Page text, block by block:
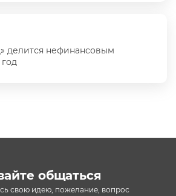
делится нефинансовым
общаться
свою идею, пожелание, вопрос